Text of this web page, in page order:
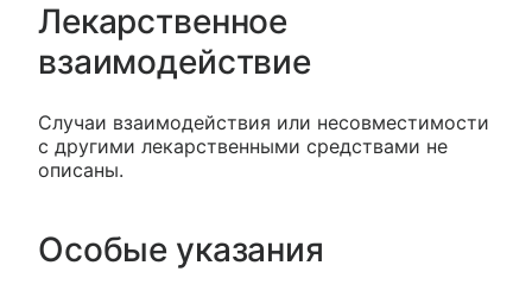
Лекарственное
взаимодействие
Случаи взаимодействия или несовместимости
с другими лекарственными средствами не
описаны.
Особые указания